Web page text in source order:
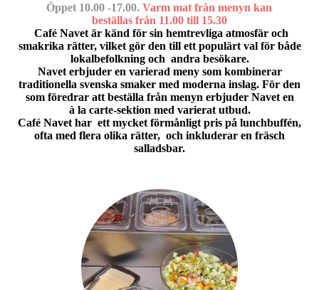
Öppet 10.00 -17.00. Varm mat från menyn kan
beställas från 11.00 till 15.30
Café Navet är känd för sin hemtrevliga atmosfär och
smakrika rätter, vilket gör den till ett populärt val för både
lokalbefolkning och andra besökare.
Navet erbjuder en varierad meny som kombinerar
traditionella svenska smaker med moderna inslag. För den
som föredrar att beställa från menyn erbjuder Navet en
à la carte-sektion med varierat utbud.
Café Navet har ett mycket förmånligt pris på lunchbuffén,
ofta med flera olika rätter, och inkluderar en fräsch
salladsbar.